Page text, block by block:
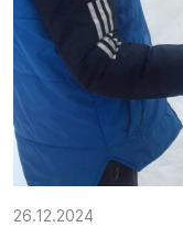
26.12.2024